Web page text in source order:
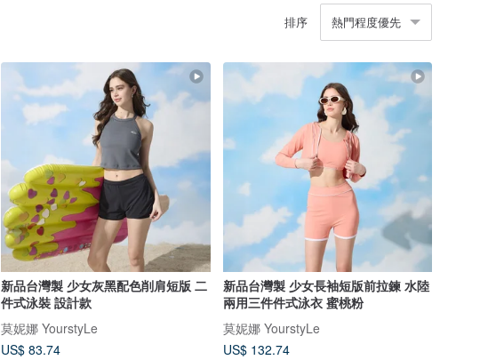
排序 熱門程度優先
新品台灣製 少女灰黑配色削肩短版 二
件式泳裝 設計款
莫妮娜 YourstyLe
US$ 83.74
新品台灣製 少女長袖短版前拉鍊 水陸
兩用三件件式泳衣 蜜桃粉
莫妮娜 YourstyLe
US$ 132.74